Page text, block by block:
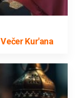
Kur'ana